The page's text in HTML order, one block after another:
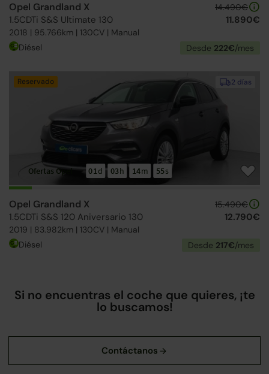
Opel Grandland X
1.5CDTi S&S Ultimate 130
2018 | 95.766km | 130CV | Manual
14.490€
11.890€
Diésel Desde 222€/mes
2 días
Reservado
Ofertas Opel 01d 03h 14m 54s
Opel Grandland X
1.5CDTi S&S 120 Aniversario 130
2019 | 83.982km | 130CV | Manual
15.490€
12.790€
Diésel Desde 217€/mes
Si no encuentras el coche que quieres, ¡te
lo buscamos!